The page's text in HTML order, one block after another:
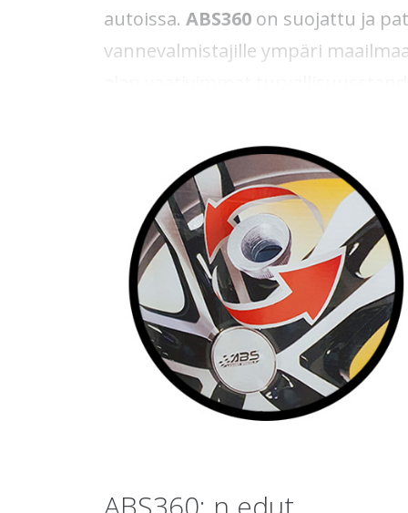
autoissa. ABS360 on suojattu ja
vannevalmistajille ympäri
käyttävät aktiivisesti paikalliset
Järjestelmää käyttävät myös
sertifioinut. Rengas on